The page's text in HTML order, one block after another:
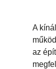
A
az